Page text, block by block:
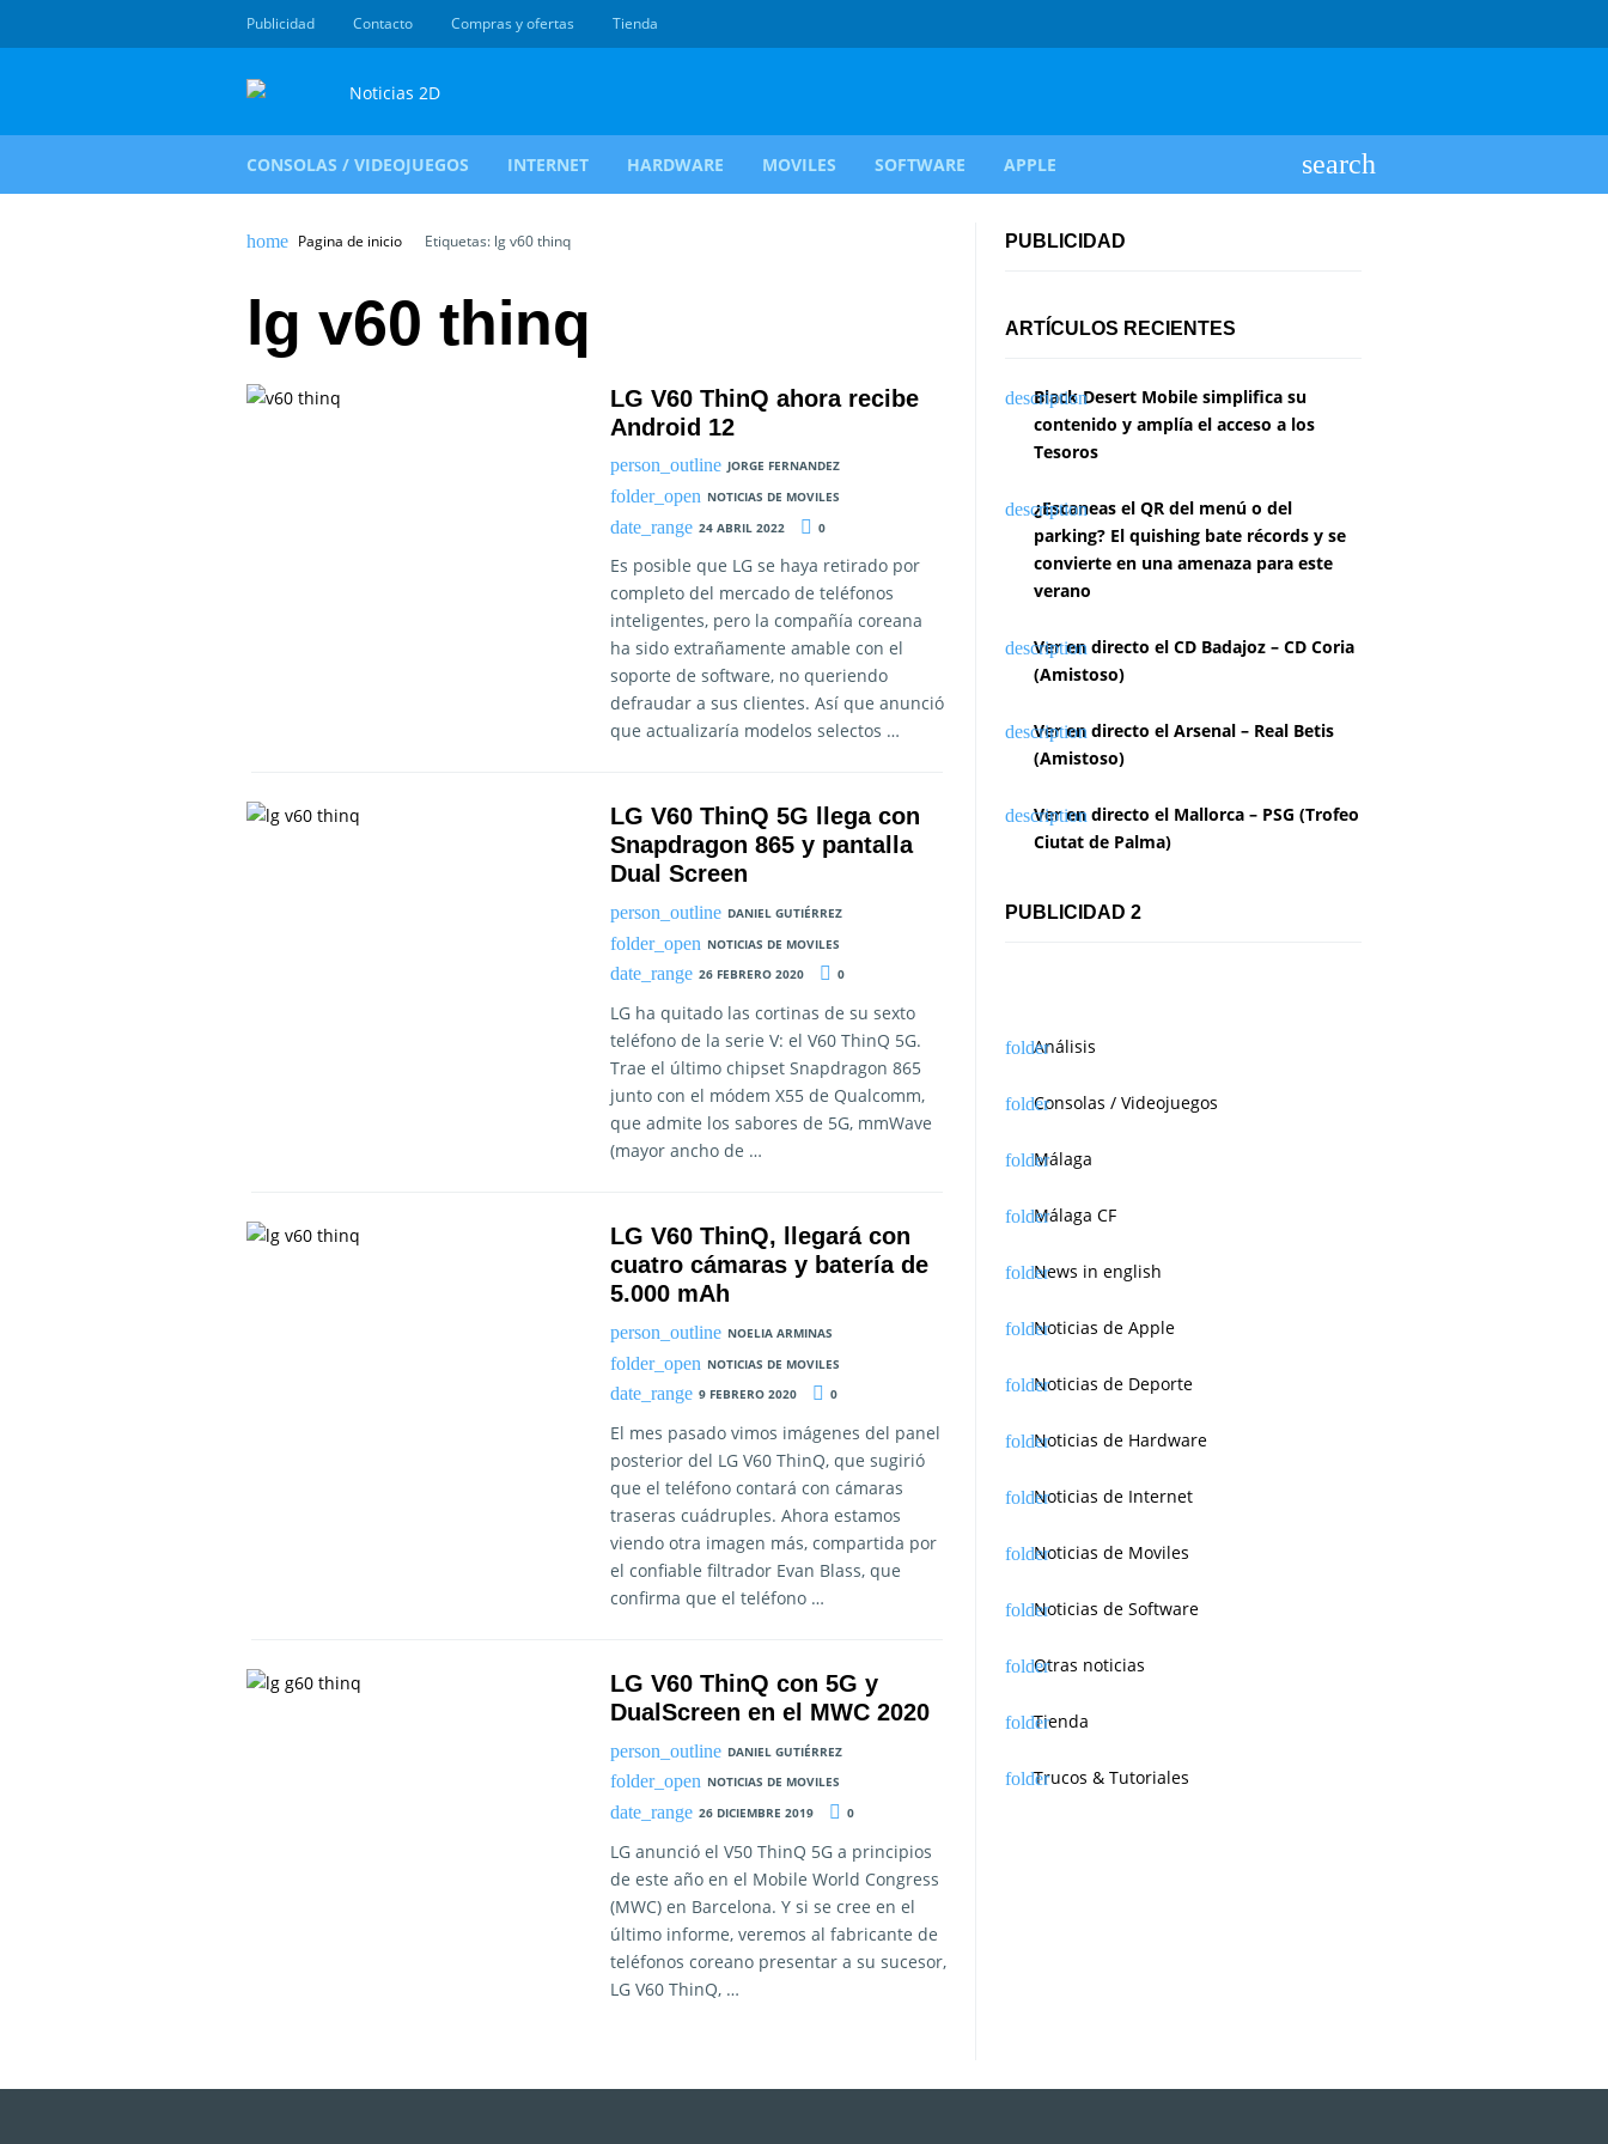
Publicidad Contacto Compras y ofertas Tienda
CONSOLAS / VIDEOJUEGOS INTERNET HARDWARE MOVILES SOFTWARE APPLE
Pagina de inicio Etiquetas: lg v60 thinq
lg v60 thinq
LG V60 ThinQ ahora recibe
Android 12
JORGE FERNANDEZ
NOTICIAS DE MOVILES
24 ABRIL 2022
0
Es posible que LG se haya retirado por
completo del mercado de teléfonos
inteligentes, pero la compañía coreana
ha sido extrañamente amable con el
soporte de software, no queriendo
defraudar a sus clientes. Así que anunció
que actualizaría modelos selectos …
LG V60 ThinQ 5G llega con
Snapdragon 865 y pantalla
Dual Screen
DANIEL GUTIÉRREZ
NOTICIAS DE MOVILES
26 FEBRERO 2020
0
LG ha quitado las cortinas de su sexto
teléfono de la serie V: el V60 ThinQ 5G.
Trae el último chipset Snapdragon 865
junto con el módem X55 de Qualcomm,
que admite los sabores de 5G, mmWave
(mayor ancho de …
LG V60 ThinQ, llegará con
cuatro cámaras y batería de
5.000 mAh
NOELIA ARMINAS
NOTICIAS DE MOVILES
9 FEBRERO 2020
0
El mes pasado vimos imágenes del panel
posterior del LG V60 ThinQ, que sugirió
que el teléfono contará con cámaras
traseras cuádruples. Ahora estamos
viendo otra imagen más, compartida por
el confiable filtrador Evan Blass, que
confirma que el teléfono …
LG V60 ThinQ con 5G y
DualScreen en el MWC 2020
DANIEL GUTIÉRREZ
NOTICIAS DE MOVILES
26 DICIEMBRE 2019
0
LG anunció el V50 ThinQ 5G a principios
de este año en el Mobile World Congress
(MWC) en Barcelona. Y si se cree en el
último informe, veremos al fabricante de
teléfonos coreano presentar a su sucesor,
LG V60 ThinQ, …
PUBLICIDAD
ARTÍCULOS RECIENTES
Black Desert Mobile simplifica su
contenido y amplía el acceso a los
Tesoros
¿Escaneas el QR del menú o del
parking? El quishing bate récords y se
convierte en una amenaza para este
verano
Ver en directo el CD Badajoz – CD Coria
(Amistoso)
Ver en directo el Arsenal – Real Betis
(Amistoso)
Ver en directo el Mallorca – PSG (Trofeo
Ciutat de Palma)
PUBLICIDAD 2
Análisis
Consolas / Videojuegos
Málaga
Málaga CF
News in english
Noticias de Apple
Noticias de Deporte
Noticias de Hardware
Noticias de Internet
Noticias de Moviles
Noticias de Software
Otras noticias
Tienda
Trucos & Tutoriales